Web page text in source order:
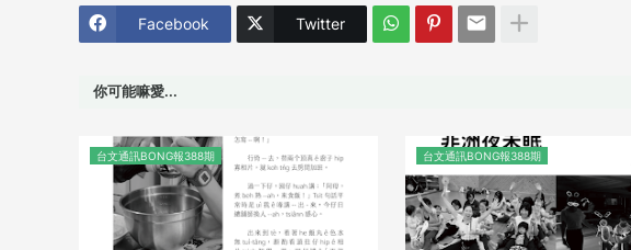
Facebook Twitter
你可能嘛愛...
台文通訊BONG報388期 台文通訊BONG報388期